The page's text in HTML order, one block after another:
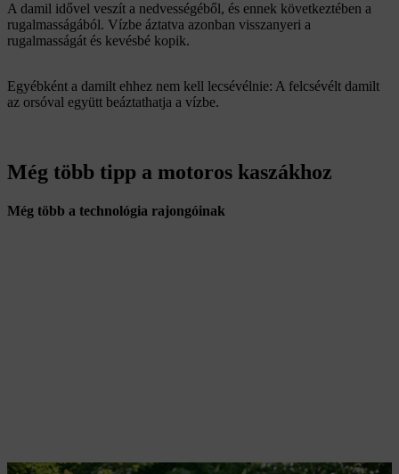
A damil idővel veszít a nedvességéből, és ennek következtében a
rugalmasságából. Vízbe áztatva azonban visszanyeri a
rugalmasságát és kevésbé kopik.
Egyébként a damilt ehhez nem kell lecsévélnie: A felcsévélt damilt
az orsóval együtt beáztathatja a vízbe.
Még több tipp a motoros kaszákhoz
Még több a technológia rajongóinak